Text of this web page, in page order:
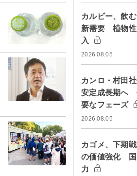
カルビー、飲
新需要 植物性
入
2026.08.05
カンロ・村田
安定成長期へ
要なフェーズ
2026.08.05
カゴメ、下期
の価値強化 国
力